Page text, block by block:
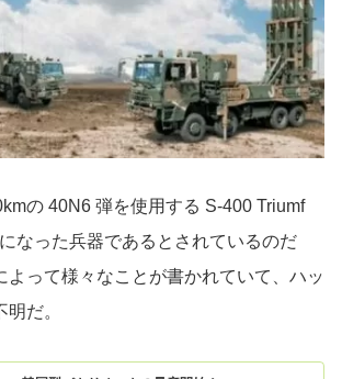
の 40N6 弾を使用する S-400 Triumf
なった兵器であるとされているのだ
よって様々なことが書かれていて、ハッ
だ。